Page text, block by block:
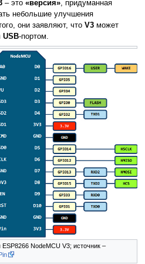
– это «версия», придуманная
небольшие улучшения
они заявляют, что V3может
USB-портом.
NodeMCU V3; источник –